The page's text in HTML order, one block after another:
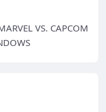
VS. CAPCOM